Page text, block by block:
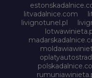
litvadalnice.com
livignotunel.pl